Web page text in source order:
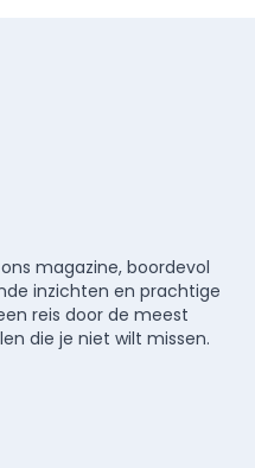
magazine, boordevol
inzichten en prachtige
reis door de meest
die je niet wilt missen.